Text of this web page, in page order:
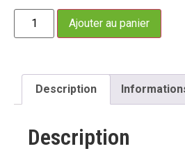
Ajouter au panier
Description
Description